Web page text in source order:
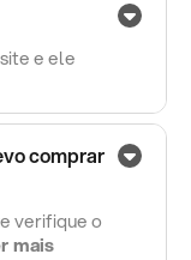
e ele
comprar
verifique o
mais